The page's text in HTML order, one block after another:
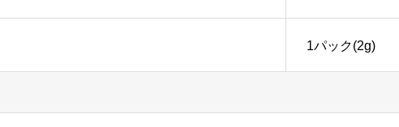
1パック(2g)